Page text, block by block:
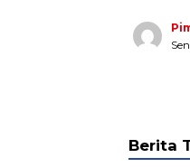
Berita